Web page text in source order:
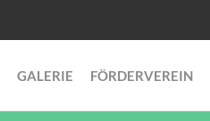
GALERIE FÖRDERVEREIN